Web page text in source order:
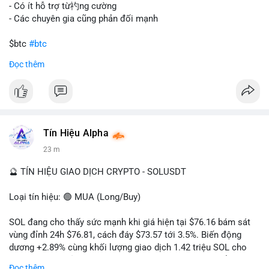
gây sốc thanh khoản tức thời, nhưng vẫn đủ sức tạo biến động
tâm lý ngắn hạn nếu hướng đến sàn tập trung.
Lời khuyên cho nhà đầu tư nhỏ lẻ:
hướng đi của dòng tiền. Tránh hành động theo cảm xúc, ưu
rõ ràng về đích đến của số BTC này.
#dongtienlon
- Có ít hỗ trợ từ礿ng cường
- Các chuyên gia cũng phản đối mạnh
$btc #btc
#vlikevn
📰 Nguồn: CoinDesk
Đọc thêm
Tín Hiệu Alpha
23 m
🔮 TÍN HIỆU GIAO DỊCH CRYPTO - SOLUSDT
Loại tín hiệu: 🟢 MUA (Long/Buy)
SOL đang cho thấy sức mạnh khi giá hiện tại $76.16 bám sát
vùng đỉnh 24h $76.81, cách đáy $73.57 tới 3.5%. Biến động
dương +2.89% cùng khối lượng giao dịch 1.42 triệu SOL cho